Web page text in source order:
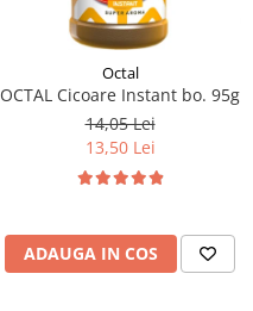
Octal
OCTAL Cicoare Instant bo. 95g
14,05 Lei
13,50 Lei
ADAUGA IN COS